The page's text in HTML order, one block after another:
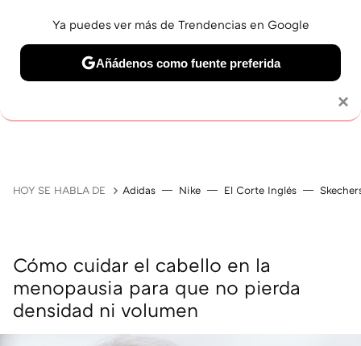
HOY SE HABLA DE Adidas Nike El Corte Inglés
Cómo cuidar el cabello en la
menopausia para que no pierda
densidad ni volumen
×
Ya puedes ver más de Trendencias en Google
Añádenos como fuente preferida